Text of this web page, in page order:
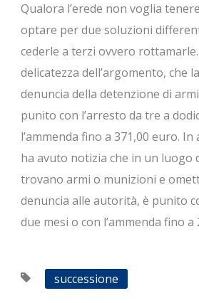
Qualora l’erede non voglia
optare per due soluzioni
cederle a terzi ovvero
delicatezza dell’argomento, che
denuncia della detenzione di
punito con l’arresto da tre a
l’ammenda fino a 371,00 euro.
ha avuto notizia che in un luogo
trovano armi o munizioni e
denuncia alle autorità, è punito
due mesi o con l’ammenda fino a
successione